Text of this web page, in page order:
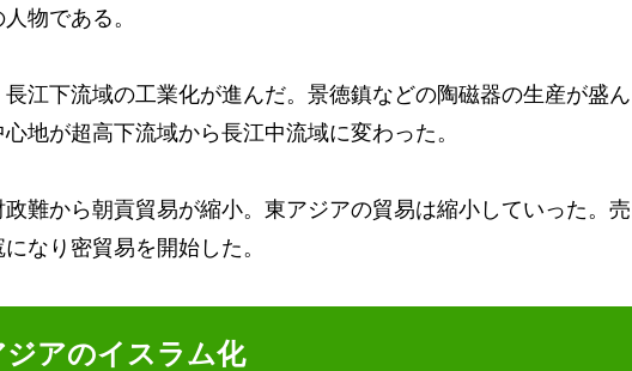
物である。
江下流域の工業化が進んだ。景徳鎮などの陶磁器の生産が盛ん
地が超高下流域から長江中流域に変わった。
難から朝貢貿易が縮小。東アジアの貿易は縮小していった。売
なり密貿易を開始した。
アのイスラム化